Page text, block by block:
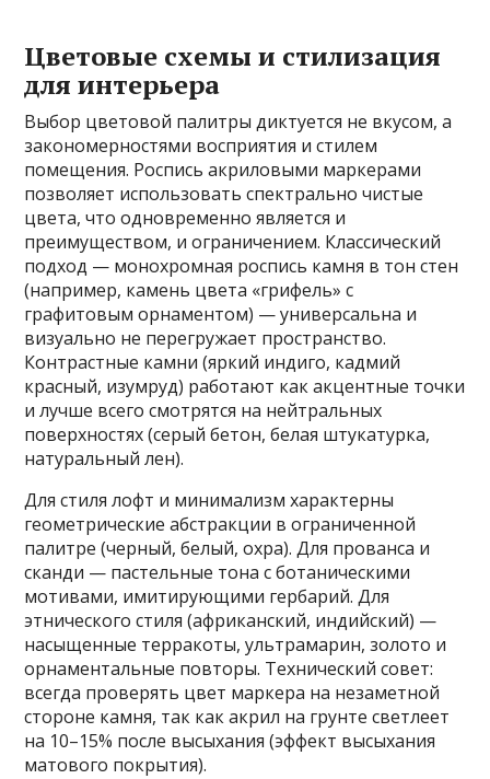
Цветовые схемы и стилизация
для интерьера
Выбор цветовой палитры диктуется не вкусом, а
закономерностями восприятия и стилем
помещения. Роспись акриловыми маркерами
позволяет использовать спектрально чистые
цвета, что одновременно является и
преимуществом, и ограничением. Классический
подход — монохромная роспись камня в тон стен
(например, камень цвета «грифель» с
графитовым орнаментом) — универсальна и
визуально не перегружает пространство.
Контрастные камни (яркий индиго, кадмий
красный, изумруд) работают как акцентные точки
и лучше всего смотрятся на нейтральных
поверхностях (серый бетон, белая штукатурка,
натуральный лен).
Для стиля лофт и минимализм характерны
геометрические абстракции в ограниченной
палитре (черный, белый, охра). Для прованса и
сканди — пастельные тона с ботаническими
мотивами, имитирующими гербарий. Для
этнического стиля (африканский, индийский) —
насыщенные терракоты, ультрамарин, золото и
орнаментальные повторы. Технический совет:
всегда проверять цвет маркера на незаметной
стороне камня, так как акрил на грунте светлеет
на 10–15% после высыхания (эффект высыхания
матового покрытия).